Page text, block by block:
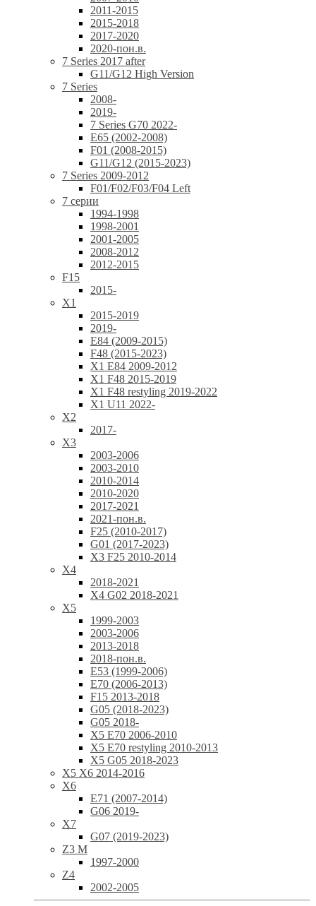
2011-2015
2015-2018
2017-2020
2020-пон.в.
7 Series 2017 after
G11/G12 High Version
7 Series
2008-
2019-
7 Series G70 2022-
E65 (2002-2008)
F01 (2008-2015)
G11/G12 (2015-2023)
7 Series 2009-2012
F01/F02/F03/F04 Left
7 серии
1994-1998
1998-2001
2001-2005
2008-2012
2012-2015
F15
2015-
X1
2015-2019
2019-
E84 (2009-2015)
F48 (2015-2023)
X1 E84 2009-2012
X1 F48 2015-2019
X1 F48 restyling 2019-2022
X1 U11 2022-
X2
2017-
X3
2003-2006
2003-2010
2010-2014
2010-2020
2017-2021
2021-пон.в.
F25 (2010-2017)
G01 (2017-2023)
X3 F25 2010-2014
X4
2018-2021
X4 G02 2018-2021
X5
1999-2003
2003-2006
2013-2018
2018-пон.в.
E53 (1999-2006)
E70 (2006-2013)
F15 2013-2018
G05 (2018-2023)
G05 2018-
X5 E70 2006-2010
X5 E70 restyling 2010-2013
X5 G05 2018-2023
X5 X6 2014-2016
X6
E71 (2007-2014)
G06 2019-
X7
G07 (2019-2023)
Z3 M
1997-2000
Z4
2002-2005